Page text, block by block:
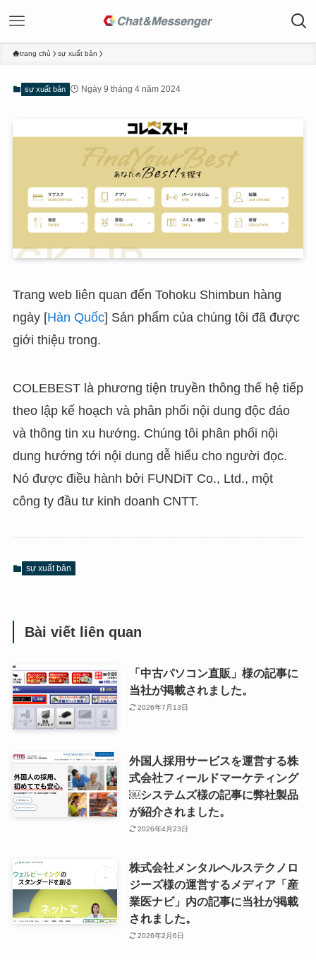
trang chủ sự xuất bản
sự xuất bản Ngày 9 tháng 4 năm 2024
Trang web liên quan đến Tohoku Shimbun hàng
ngày [Hàn Quốc] Sản phẩm của chúng tôi đã được
giới thiệu trong.
COLEBEST là phương tiện truyền thông thế hệ tiếp
theo lập kế hoạch và phân phối nội dung độc đáo
và thông tin xu hướng. Chúng tôi phân phối nội
dung hướng tới nội dung dễ hiểu cho người đọc.
Nó được điều hành bởi FUNDiT Co., Ltd., một
công ty đầu tư kinh doanh CNTT.
sự xuất bản
Bài viết liên quan
「中古パソコン直販」様の記事に
当社が掲載されました。
2026年7月13日
外国人採用サービスを運営する株
式会社フィールドマーケティング
￼システムズ様の記事に弊社製品
が紹介されました。
2026年4月23日
株式会社メンタルヘルステクノロ
ジーズ様の運営するメディア「産
業医ナビ」内の記事に当社が掲載
されました。
2026年2月6日